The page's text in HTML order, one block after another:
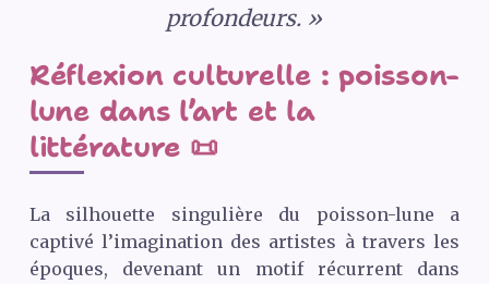
profondeurs. »
Réflexion culturelle : poisson-
lune dans l’art et la
littérature 📜
La silhouette singulière du poisson-lune a
captivé l’imagination des artistes à travers les
époques, devenant un motif récurrent dans